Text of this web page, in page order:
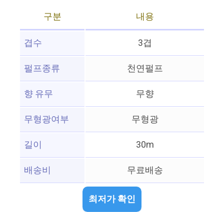
구분
내용
겹수
3겹
펄프종류
천연펄프
향 유무
무향
무형광여부
무형광
길이
30m
배송비
무료배송
최저가 확인